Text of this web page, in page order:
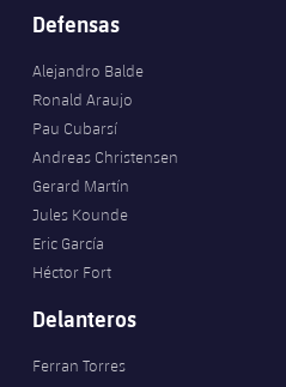
Defensas
Alejandro Balde
Ronald Araujo
Pau Cubarsí
Andreas Christensen
Gerard Martín
Jules Kounde
Eric García
Héctor Fort
Delanteros
Ferran Torres